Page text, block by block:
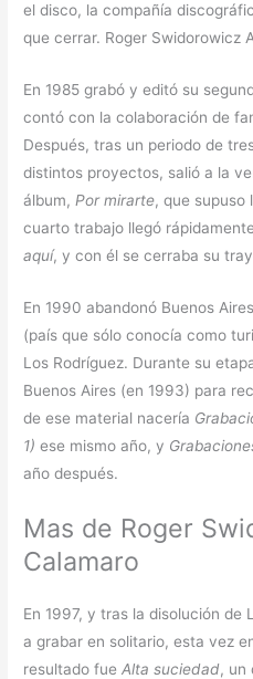
el disco, la compañía
que cerrar. Roger Swidorowicz
En 1985 grabó y editó su
contó con la colaboración de
Después, tras un periodo de
distintos proyectos, salió a la
álbum, Por mirarte, que supuso
cuarto trabajo llegó
aquí, y con él se cerraba su
En 1990 abandonó Buenos
(país que sólo conocía como
Los Rodríguez. Durante su
Buenos Aires (en 1993) para
de ese material nacería
1) ese mismo año, y
año después.
Mas de Roger
Calamaro
En 1997, y tras la disolución de
a grabar en solitario, esta vez
resultado fueAlta suciedad, un